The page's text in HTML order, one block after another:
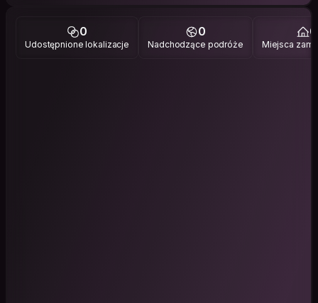
0
Udostępnione lokalizacje
0
Nadchodzące podróże
0
Miejsca